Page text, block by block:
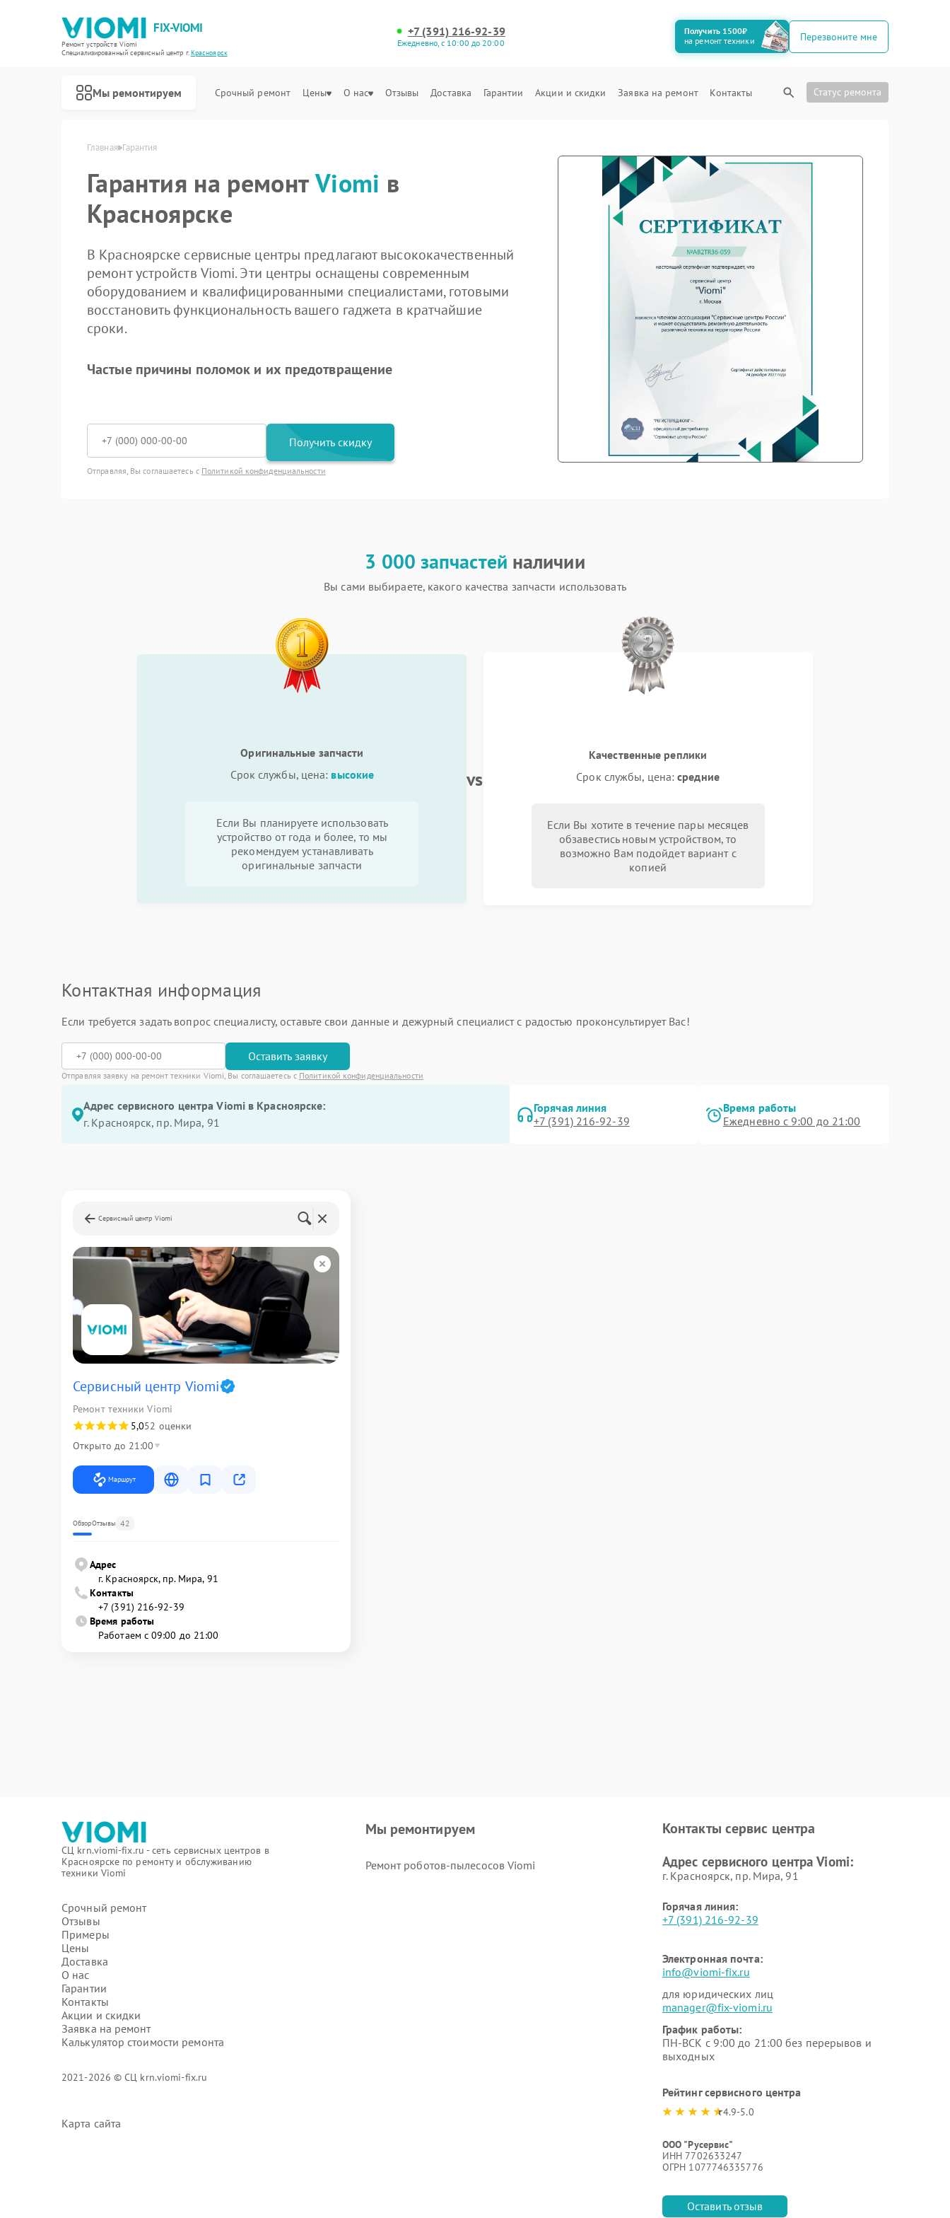
FIX-VIOMI
Ремонт устройств Viomi
Специализированный cервисный центр г.Красноярск
+7 (391) 216-92-39
Ежедневно, с 10:00 до 20:00
Получить 1500₽
на ремонт техники
Перезвоните мне
Мы ремонтируем Срочный ремонт Цены О нас Отзывы Доставка Гарантии Акции и скидки Заявка на ремонт Контакты Статус ремонта
Главная Гарантия
Гарантия на ремонтViomi в
Красноярске
В Красноярске сервисные центры предлагают высококачественный
ремонт устройств Viomi. Эти центры оснащены современным
оборудованием и квалифицированными специалистами, готовыми
восстановить функциональность вашего гаджета в кратчайшие
сроки.
Частые причины поломок и их предотвращение
Получить скидку
Отправляя, Вы соглашаетесь с Политикой конфиденциальности
3 000 запчастей наличии
Вы сами выбираете, какого качества запчасти использовать
Оригинальные запчасти
Срок службы, цена: высокие
Если Вы планируете использовать
устройство от года и более, то мы
рекомендуем устанавливать
оригинальные запчасти
vs
Качественные реплики
Срок службы, цена:средние
Если Вы хотите в течение пары месяцев
обзавестись новым устройством, то
возможно Вам подойдет вариант с
копией
Контактная информация
Если требуется задать вопрос специалисту, оставьте свои данные и дежурный специалист с радостью проконсультирует Вас!
Оставить заявку
Отправляя заявку на ремонт техники Viomi, Вы соглашаетесь с Политикой конфиденциальности
Адрес сервисного центра Viomi в Красноярске:
г. Красноярск, ​пр. Мира, 91
Горячая линия
+7 (391) 216-92-39
Время работы
Ежедневно с 9:00 до 21:00
Сервисный центр Viomi
Сервисный центр Viomi
Ремонт техники Viomi
5,052 оценки
Открыто до 21:00
Маршрут
ОбзорОтзывы 42
Адрес
г. Красноярск, ​пр. Мира, 91
Контакты
+7 (391) 216-92-39
Время работы
Работаем с 09:00 до 21:00
СЦ krn.viomi-fix.ru - сеть сервисных центров в
Красноярске по ремонту и обслуживанию
техники Viomi
Срочный ремонт
Отзывы
Примеры
Цены
Доставка
О нас
Гарантии
Контакты
Акции и скидки
Заявка на ремонт
Калькулятор стоимости ремонта
2021-2026 © СЦ krn.viomi-fix.ru
Карта сайта
Мы ремонтируем
Ремонт роботов-пылесосов Viomi
Контакты сервис центра
Адрес сервисного центра Viomi:
г. Красноярск, ​пр. Мира, 91
Горячая линия:
+7 (391) 216-92-39
Электронная почта:
info@viomi-fix.ru
для юридических лиц
manager@fix-viomi.ru
График работы:
ПН-ВСК с 9:00 до 21:00 без перерывов и
выходных
Рейтинг сервисного центра
4.9-5.0
ООО "Русервис"
ИНН 7702633247
ОГРН 1077746335776
Оставить отзыв